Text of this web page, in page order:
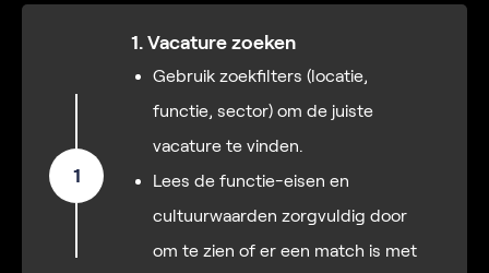
1
1. Vacature zoeken
Gebruik zoekfilters (locatie,
functie, sector) om de juiste
vacature te vinden.
Lees de functie-eisen en
cultuurwaarden zorgvuldig door
om te zien of er een match is met